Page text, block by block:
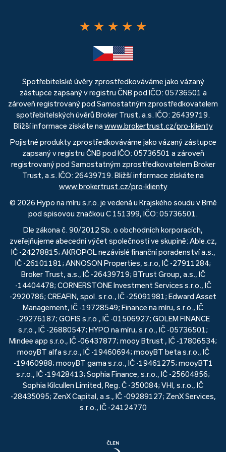
★ ★ ★ ★ ★
Spotřebitelské úvěry zprostředkováváme jako vázaný
zástupce zapsaný v registru ČNB pod IČO: 05736501 a
zároveň registrovaný pod Samostatným zprostředkovatelem
spotřebitelských úvěrů Broker Trust, a.s. IČO: 26439719.
Bližší informace získáte na www.brokertrust.cz/pro-klienty
Pojistné produkty zprostředkováváme jako vázaný zástupce
zapsaný v registru ČNB pod IČO: 05736501 a zároveň
registrovaný pod Samostatným zprostředkovatelem Broker
Trust, a.s. IČO: 26439719. Bližší informace získáte na
www.brokertrust.cz/pro-klienty
© 2026 Hypo na míru s.r.o. je vedená u Krajského soudu v Brně
pod spisovou značkou C 151399, IČO: 05736501.
Dle zákona č. 90/2012 Sb. o obchodních korporacích,
zveřejňujeme abecední výčet společností ve skupině: Able.cz,
IČ -24278815; AKROPOL nezávislé finanční poradenství a.s.,
IČ -26101181; ANNOSON Properties, s.r.o, IČ -27911284;
Broker Trust, a.s., IČ -26439719; BTrust Group, a.s., IČ
-14404478; CORNERSTONE Investment Services s.r.o., IČ
-2920786; CREAFIN, spol. s r.o., IČ -25091981; Edward Asset
Management, IČ -19728549; Finance na míru, s.r.o., IČ
-29276187; GOFIS s.r.o., IČ -01506927; GOLEM FINANCE
s.r.o., IČ -26880547; HYPO na míru, s.r.o., IČ -05736501;
Mindee app s.r.o., IČ -06437877; mooy Btrust , IČ -17806534;
mooyBT alfa s.r.o., IČ -19460694; mooyBT beta s.r.o., IČ
-19460988; mooyBT gama s.r.o., IČ -19461275; mooyBT1
s.r.o., IČ -19428413; Sophia Finance, s.r.o., IČ -25604856;
Sophia Kilcullen Limited, Reg. Č -350084; VHI, s.r.o., IČ
-28435095; ZenX Capital, a.s., IČ -09289127; ZenX Services,
s.r.o., IČ -24124770